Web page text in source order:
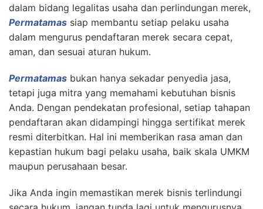
dalam bidang legalitas usaha dan perlindungan merek,
Permatamas siap membantu setiap pelaku usaha
dalam mengurus pendaftaran merek secara cepat,
aman, dan sesuai aturan hukum.
Permatamas bukan hanya sekadar penyedia jasa,
tetapi juga mitra yang memahami kebutuhan bisnis
Anda. Dengan pendekatan profesional, setiap tahapan
pendaftaran akan didampingi hingga sertifikat merek
resmi diterbitkan. Hal ini memberikan rasa aman dan
kepastian hukum bagi pelaku usaha, baik skala UMKM
maupun perusahaan besar.
Jika Anda ingin memastikan merek bisnis terlindungi